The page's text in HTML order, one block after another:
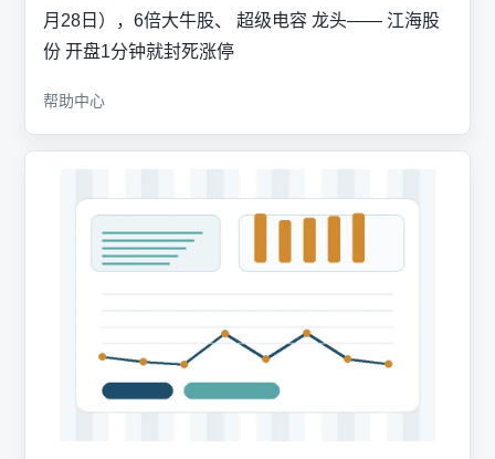
月28日），6倍大牛股、 超级电容 龙头—— 江海股
份 开盘1分钟就封死涨停
帮助中心